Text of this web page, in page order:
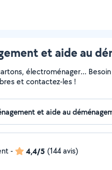
et aide au
électroménager...
et contactez-les !
- 4,4/5 (144 avis)